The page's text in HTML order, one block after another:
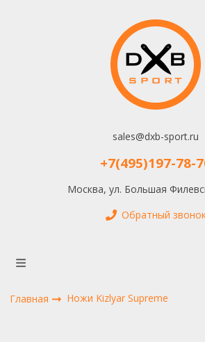
sales@dxb-sport.ru
+7(495)197-78-
Москва, ул. Большая
Обратный
Главная Ножи Kizlyar Supreme